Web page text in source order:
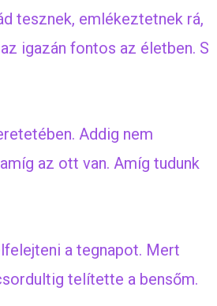
tesznek, emlékeztetnek rá,
igazán fontos az életben. S
Addig nem
az ott van. Amíg tudunk
a tegnapot. Mert
telítette a bensőm.